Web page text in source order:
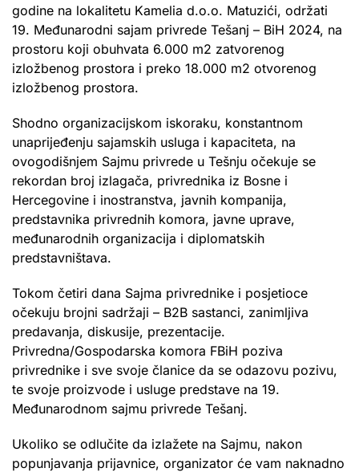
godine na lokalitetu Kamelia d.o.o. Matuzići, održati
19. Međunarodni sajam privrede Tešanj – BiH 2024, na
prostoru koji obuhvata 6.000 m2 zatvorenog
izložbenog prostora i preko 18.000 m2 otvorenog
izložbenog prostora.
Shodno organizacijskom iskoraku, konstantnom
unaprijeđenju sajamskih usluga i kapaciteta, na
ovogodišnjem Sajmu privrede u Tešnju očekuje se
rekordan broj izlagača, privrednika iz Bosne i
Hercegovine i inostranstva, javnih kompanija,
predstavnika privrednih komora, javne uprave,
međunarodnih organizacija i diplomatskih
predstavništava.
Tokom četiri dana Sajma privrednike i posjetioce
očekuju brojni sadržaji – B2B sastanci, zanimljiva
predavanja, diskusije, prezentacije.
Privredna/Gospodarska komora FBiH poziva
privrednike i sve svoje članice da se odazovu pozivu,
te svoje proizvode i usluge predstave na 19.
Međunarodnom sajmu privrede Tešanj.
Ukoliko se odlučite da izlažete na Sajmu, nakon
popunjavanja prijavnice, organizator će vam naknadno